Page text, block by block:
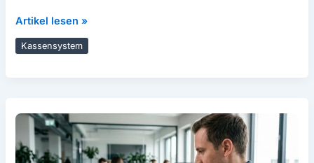
optional integrierte Kartenzahlung in
ETRON
onRetail
Kassensystem
Kasse
Einzelhandel
Artikel lesen »
Kassensystem